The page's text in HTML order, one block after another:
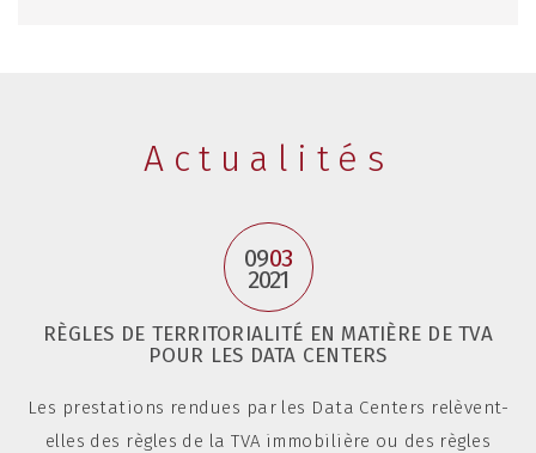
Actualités
0903
2021
RÈGLES DE TERRITORIALITÉ EN MATIÈRE DE TVA
POUR LES DATA CENTERS
Les prestations rendues par les Data Centers relèvent-
elles des règles de la TVA immobilière ou des règles